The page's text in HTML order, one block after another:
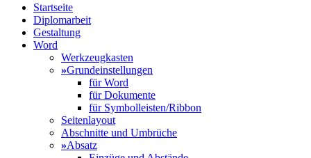
Startseite
Diplomarbeit
Gestaltung
Word
Werkzeugkasten
»Grundeinstellungen
für Word
für Dokumente
für Symbolleisten/Ribbon
Seitenlayout
Abschnitte und Umbrüche
»Absatz